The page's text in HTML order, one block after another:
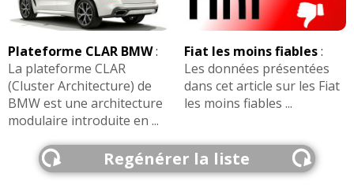
Plateforme CLAR BMW:
La plateforme CLAR
(Cluster Architecture) de
BMW est une architecture
modulaire introduite en ...
Fiat les moins fiables:
Les données présentées
dans cet article sur les Fiat
les moins fiables ...
Regénérer la liste